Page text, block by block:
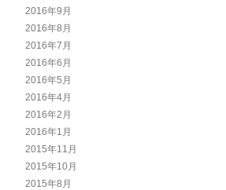
2016年9月
2016年8月
2016年7月
2016年6月
2016年5月
2016年4月
2016年2月
2016年1月
2015年11月
2015年10月
2015年8月